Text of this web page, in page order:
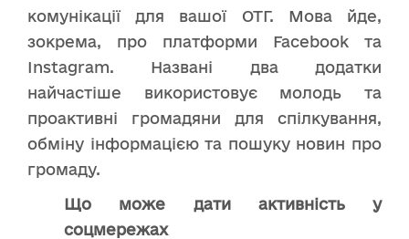
комунікації для вашої ОТГ. Мова йде,
зокрема, про платформи Facebook та
Instagram. Названі два додатки
найчастіше використовує молодь та
проактивні громадяни для спілкування,
обміну інформацією та пошуку новин про
громаду.
Що може дати активність у
соцмережах